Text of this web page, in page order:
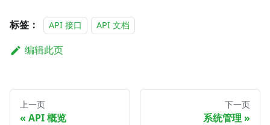
标签： API 接口 API 文档
编辑此页
上一页
API 概览
下一页
系统管理